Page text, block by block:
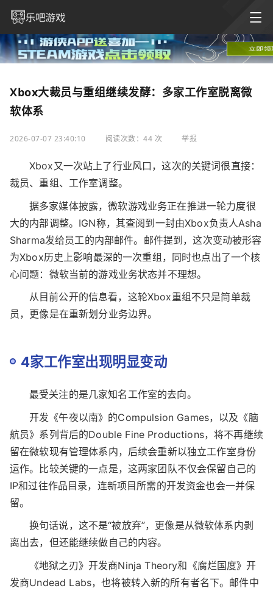
Xbox大裁员与重组继续发酵：多家工作室脱离微
软体系
2026-07-07 23:40:10 阅读次数：44 次 举报
Xbox又一次站上了行业风口，这次的关键词很直接：
裁员、重组、工作室调整。
据多家媒体披露，微软游戏业务正在推进一轮力度很
大的内部调整。IGN称，其查阅到一封由Xbox负责人Asha
Sharma发给员工的内部邮件。邮件提到，这次变动被形容
从目前公开的信息看，这轮Xbox重组不只是简单裁
员，更像是在重新划分业务边界。
4家工作室出现明显变动
最受关注的是几家知名工作室的去向。
开发《午夜以南》的Compulsion Games，以及《脑
航员》系列背后的Double Fine Productions，将不再继续
留在微软现有管理体系内，后续会重新以独立工作室身份
运作。比较关键的一点是，这两家团队不仅会保留自己的
IP和过往作品目录，连新项目所需的开发资金也会一并保
留。